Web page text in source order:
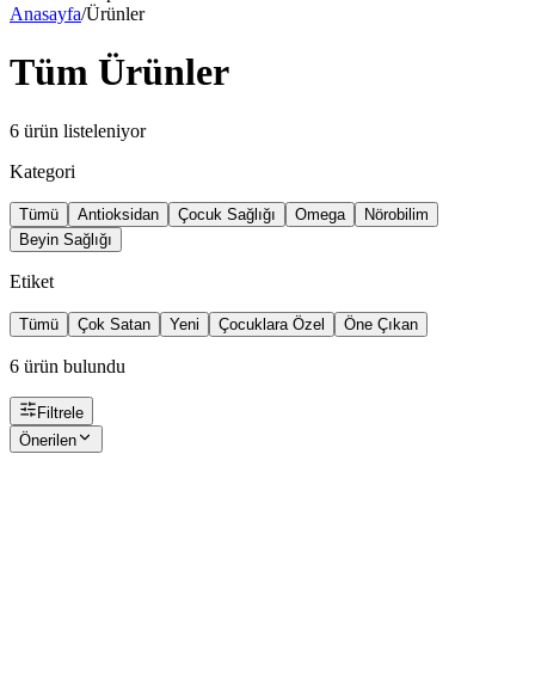
Anasayfa/Ürünler
Tüm Ürünler
6 ürün listeleniyor
Kategori
Tümü Antioksidan Çocuk Sağlığı Omega
Nörobilim
Beyin Sağlığı
Etiket
Tümü Çok Satan Yeni Çocuklara Özel Öne Çıkan
6 ürün bulundu
Filtrele
Önerilen